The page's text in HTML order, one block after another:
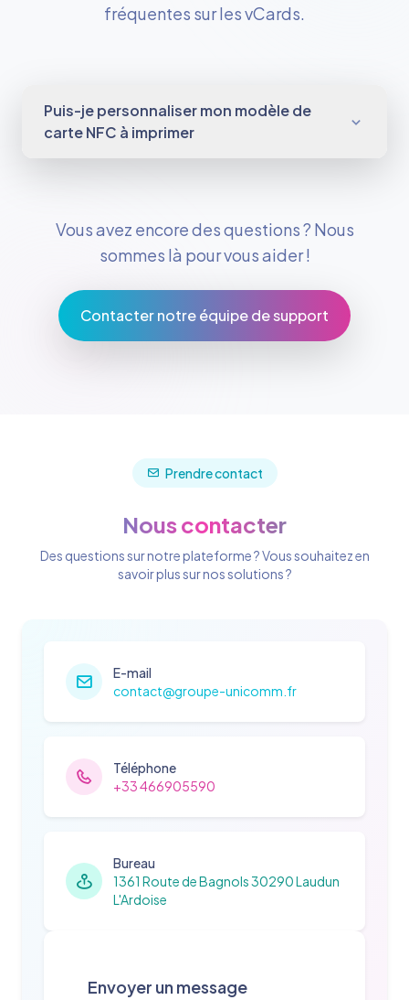
fréquentes sur les vCards.
Puis-je personnaliser mon modèle de
carte NFC à imprimer
Vous avez encore des questions ? Nous
sommes là pour vous aider !
Contacter notre équipe de support
Prendre contact
Nous contacter
Des questions sur notre plateforme ? Vous souhaitez en
savoir plus sur nos solutions ?
E-mail
contact@groupe-unicomm.fr
Téléphone
+33 466905590
Bureau
1361 Route de Bagnols 30290 Laudun
L'Ardoise
Envoyer un message